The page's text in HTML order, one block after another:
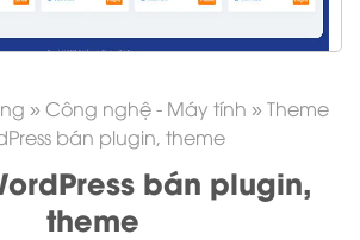
» Công nghệ - Máy tính » Theme
bán plugin, theme
bán plugin,
theme